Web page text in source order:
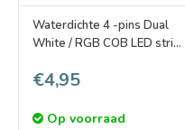
Waterdichte 4 -pins Dual
White / RGB COB LED strip
voor 10-12mm ledstrips
€4,95
Op voorraad